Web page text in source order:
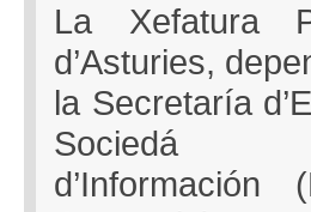
La Xefatura
d’Asturies,
la Secretaría
Sociedá
d’Información